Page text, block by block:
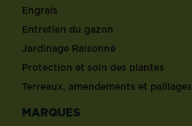
Engrais
Entretien du gazon
Jardinage Raisonné
Protection et soin des plantes
Terreaux, amendements et paillages
MARQUES